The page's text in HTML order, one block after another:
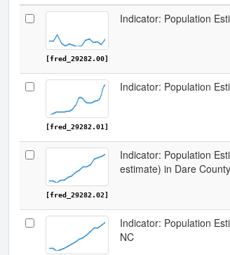
[fred_29282.00]
Indicator: Population
[fred_29282.01]
Indicator: Population
[fred_29282.02]
Indicator: Population
estimate) in Dare
Indicator: Population
NC